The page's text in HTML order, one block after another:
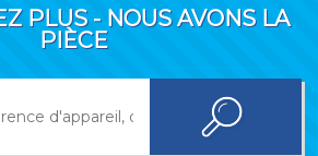
PLUS - NOUS AVONS LA
PIÈCE